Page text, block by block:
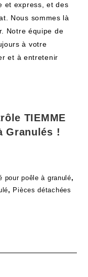
et express, et des
Nous sommes là
Notre équipe de
à votre
et à entretenir
TIEMME
Granulés !
pour poêle à granulé,
, Pièces détachées